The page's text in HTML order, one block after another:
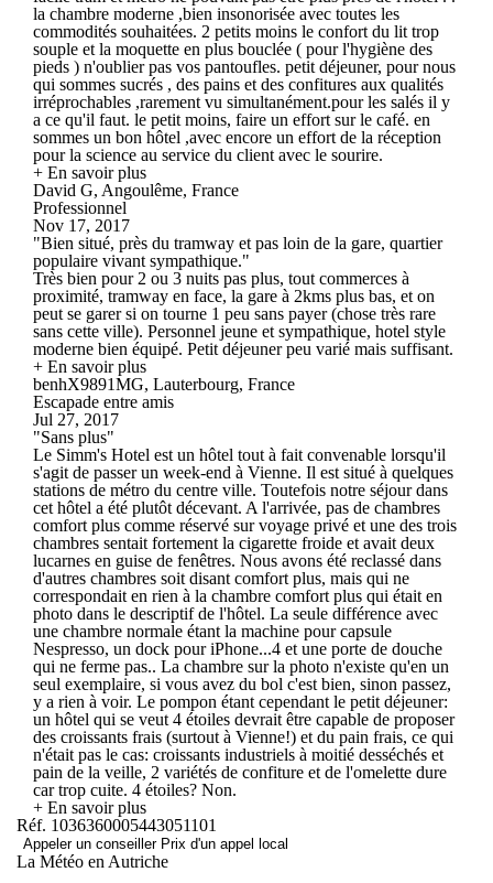
la chambre moderne ,bien insonorisée avec toutes les
commodités souhaitées. 2 petits moins le confort du lit trop
souple et la moquette en plus bouclée ( pour l'hygiène des
pieds ) n'oublier pas vos pantoufles. petit déjeuner, pour nous
qui sommes sucrés , des pains et des confitures aux qualités
irréprochables ,rarement vu simultanément.pour les salés il y
a ce qu'il faut. le petit moins, faire un effort sur le café. en
sommes un bon hôtel ,avec encore un effort de la réception
pour la science au service du client avec le sourire.
+ En savoir plus
David G, Angoulême, France
Professionnel
Nov 17, 2017
"Bien situé, près du tramway et pas loin de la gare, quartier
populaire vivant sympathique."
Très bien pour 2 ou 3 nuits pas plus, tout commerces à
proximité, tramway en face, la gare à 2kms plus bas, et on
peut se garer si on tourne 1 peu sans payer (chose très rare
sans cette ville). Personnel jeune et sympathique, hotel style
moderne bien équipé. Petit déjeuner peu varié mais suffisant.
+ En savoir plus
benhX9891MG, Lauterbourg, France
Escapade entre amis
Jul 27, 2017
"Sans plus"
Le Simm's Hotel est un hôtel tout à fait convenable lorsqu'il
s'agit de passer un week-end à Vienne. Il est situé à quelques
stations de métro du centre ville. Toutefois notre séjour dans
cet hôtel a été plutôt décevant. A l'arrivée, pas de chambres
comfort plus comme réservé sur voyage privé et une des trois
chambres sentait fortement la cigarette froide et avait deux
lucarnes en guise de fenêtres. Nous avons été reclassé dans
d'autres chambres soit disant comfort plus, mais qui ne
correspondait en rien à la chambre comfort plus qui était en
photo dans le descriptif de l'hôtel. La seule différence avec
une chambre normale étant la machine pour capsule
Nespresso, un dock pour iPhone...4 et une porte de douche
qui ne ferme pas.. La chambre sur la photo n'existe qu'en un
seul exemplaire, si vous avez du bol c'est bien, sinon passez,
y a rien à voir. Le pompon étant cependant le petit déjeuner:
un hôtel qui se veut 4 étoiles devrait être capable de proposer
des croissants frais (surtout à Vienne!) et du pain frais, ce qui
n'était pas le cas: croissants industriels à moitié desséchés et
pain de la veille, 2 variétés de confiture et de l'omelette dure
car trop cuite. 4 étoiles? Non.
+ En savoir plus
Réf. 1036360005443051101
Appeler un conseiller Prix d'un appel local
La Météo en Autriche